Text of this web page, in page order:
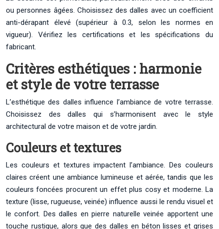
ou personnes âgées. Choisissez des dalles avec un coefficient
anti-dérapant élevé (supérieur à 0.3, selon les normes en
vigueur). Vérifiez les certifications et les spécifications du
fabricant.
Critères esthétiques : harmonie
et style de votre terrasse
L’esthétique des dalles influence l’ambiance de votre terrasse.
Choisissez des dalles qui s’harmonisent avec le style
architectural de votre maison et de votre jardin.
Couleurs et textures
Les couleurs et textures impactent l’ambiance. Des couleurs
claires créent une ambiance lumineuse et aérée, tandis que les
couleurs foncées procurent un effet plus cosy et moderne. La
texture (lisse, rugueuse, veinée) influence aussi le rendu visuel et
le confort. Des dalles en pierre naturelle veinée apportent une
touche rustique, alors que des dalles en béton lisses et grises